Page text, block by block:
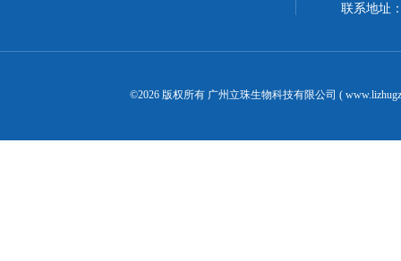
联系地址
©2026 版权所有 广州立珠生物科技有限公司 (